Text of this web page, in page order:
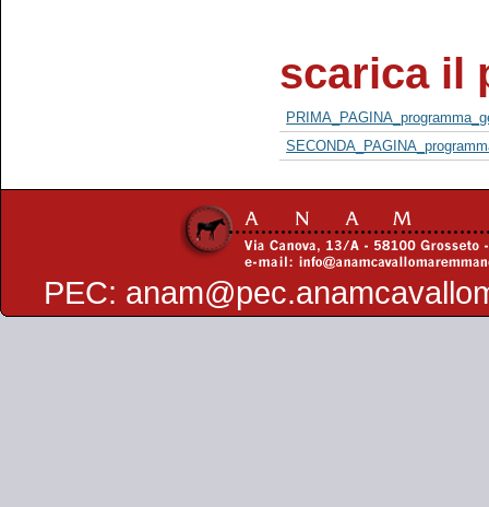
scarica il
PEC: